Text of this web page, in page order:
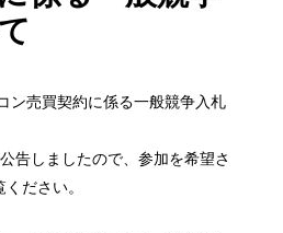
ン売買契約に係る一般競争入札
告しましたので、参加を希望さ
ださい。